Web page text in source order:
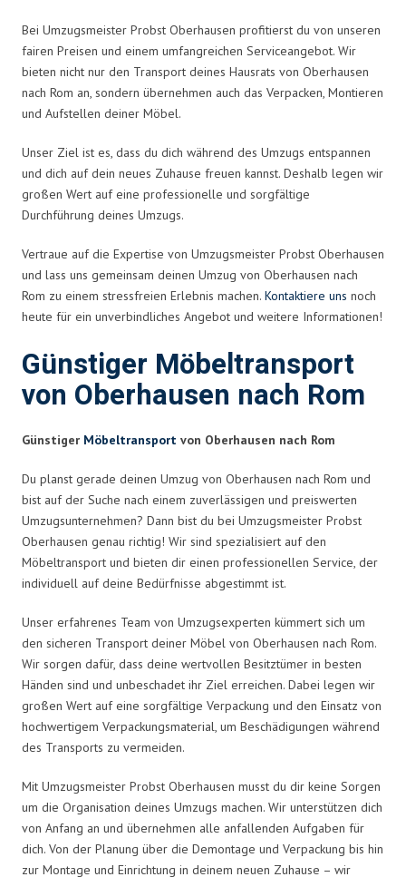
Bei Umzugsmeister Probst Oberhausen profitierst du von unseren
fairen Preisen und einem umfangreichen Serviceangebot. Wir
bieten nicht nur den Transport deines Hausrats von Oberhausen
nach Rom an, sondern übernehmen auch das Verpacken, Montieren
und Aufstellen deiner Möbel.
Unser Ziel ist es, dass du dich während des Umzugs entspannen
und dich auf dein neues Zuhause freuen kannst. Deshalb legen wir
großen Wert auf eine professionelle und sorgfältige
Durchführung deines Umzugs.
Vertraue auf die Expertise von Umzugsmeister Probst Oberhausen
und lass uns gemeinsam deinen Umzug von Oberhausen nach
Rom zu einem stressfreien Erlebnis machen. Kontaktiere uns noch
heute für ein unverbindliches Angebot und weitere Informationen!
Günstiger Möbeltransport
von Oberhausen nach Rom
Günstiger Möbeltransport von Oberhausen nach Rom
Du planst gerade deinen Umzug von Oberhausen nach Rom und
bist auf der Suche nach einem zuverlässigen und preiswerten
Umzugsunternehmen? Dann bist du bei Umzugsmeister Probst
Oberhausen genau richtig! Wir sind spezialisiert auf den
Möbeltransport und bieten dir einen professionellen Service, der
individuell auf deine Bedürfnisse abgestimmt ist.
Unser erfahrenes Team von Umzugsexperten kümmert sich um
den sicheren Transport deiner Möbel von Oberhausen nach Rom.
Wir sorgen dafür, dass deine wertvollen Besitztümer in besten
Händen sind und unbeschadet ihr Ziel erreichen. Dabei legen wir
großen Wert auf eine sorgfältige Verpackung und den Einsatz von
hochwertigem Verpackungsmaterial, um Beschädigungen während
des Transports zu vermeiden.
Mit Umzugsmeister Probst Oberhausen musst du dir keine Sorgen
um die Organisation deines Umzugs machen. Wir unterstützen dich
von Anfang an und übernehmen alle anfallenden Aufgaben für
dich. Von der Planung über die Demontage und Verpackung bis hin
zur Montage und Einrichtung in deinem neuen Zuhause – wir